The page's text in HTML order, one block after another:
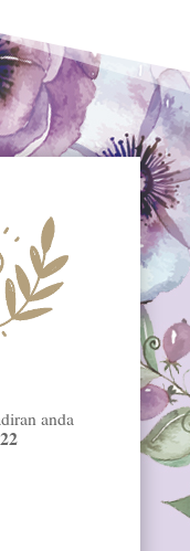
anda